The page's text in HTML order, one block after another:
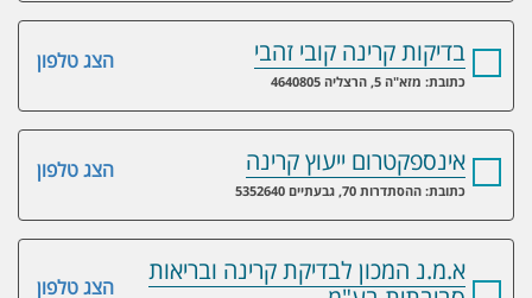
הצג טלפון בדיקות קרינה קובי זהבי
כתובת: מזא"ה 5, הרצליה 4640805
הצג טלפון אינספקטרום ייעוץ קרינה
כתובת: ההסתדרות 70, גבעתיים 5352640
הצג טלפון
א.מ.נ המכון לבדיקת קרינה ובריאות